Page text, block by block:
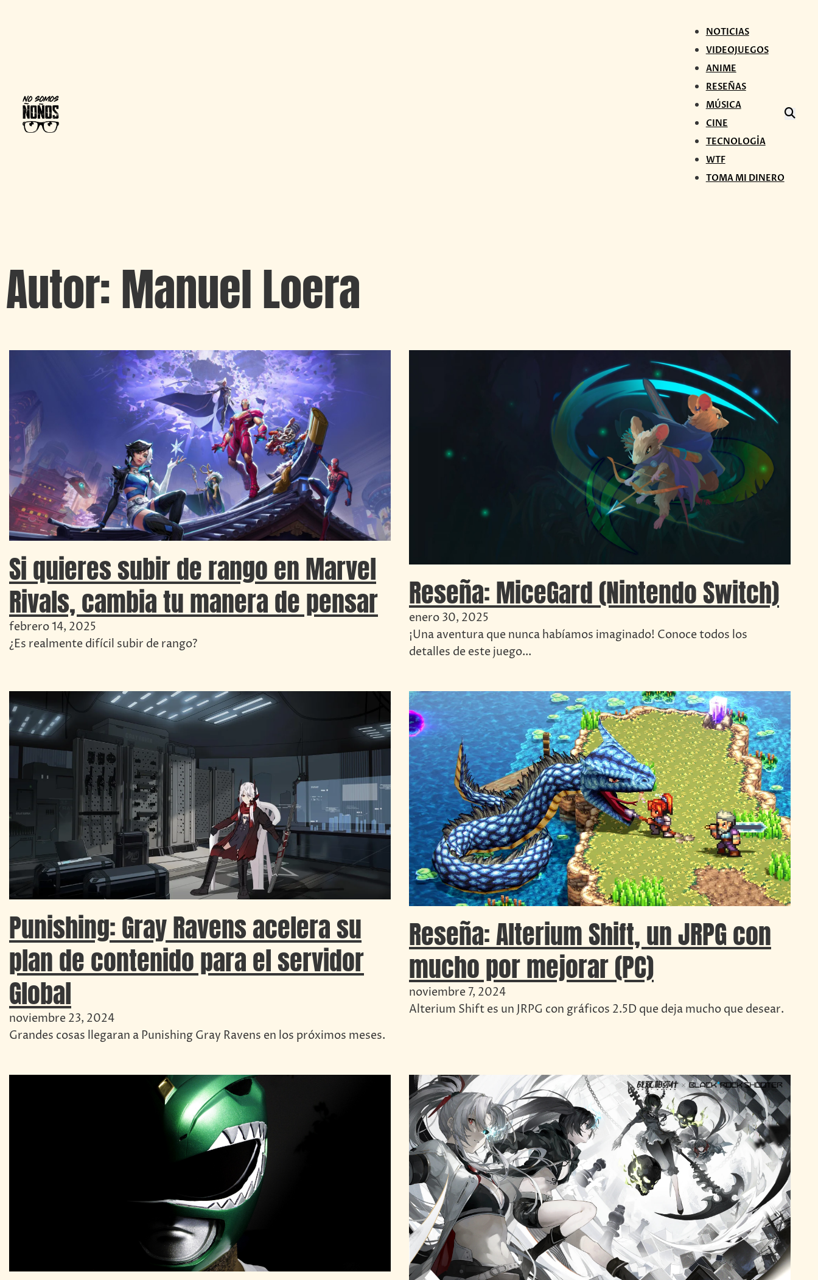
NOTICIAS
VIDEOJUEGOS
ANIME
RESEÑAS
MÚSICA
CINE
TECNOLOGÍA
WTF
TOMA MI DINERO
Autor:Manuel Loera
Si quieres subir de rango en Marvel
Rivals, cambia tu manera de pensar
febrero 14, 2025
¿Es realmente difícil subir de rango?
Reseña: MiceGard (Nintendo Switch)
enero 30, 2025
¡Una aventura que nunca habíamos imaginado! Conoce todos los
detalles de este juego...
Punishing: Gray Ravens acelera su
plan de contenido para el servidor
Global
noviembre 23, 2024
Grandes cosas llegaran a Punishing Gray Ravens en los próximos meses.
Reseña: Alterium Shift, un JRPG con
mucho por mejorar (PC)
noviembre 7, 2024
Alterium Shift es un JRPG con gráficos 2.5D que deja mucho que desear.